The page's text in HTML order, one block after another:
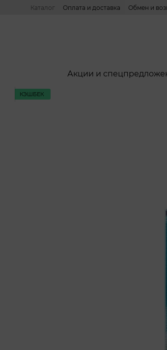
Перейти к основному контенту
Каталог Оплата и доставка Обмен и
Акции и
КЭШБЕК